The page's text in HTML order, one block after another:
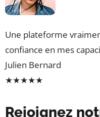
Une plateforme
confiance en mes
Julien Bernard
★★★★★
Rejoignez